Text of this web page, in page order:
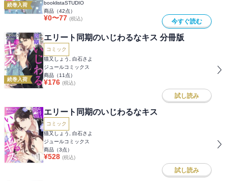
続巻入荷
booklistaSTUDIO
商品（42点）
¥0〜77 (税込) 今すぐ読む
続巻入荷
エリート同期のいじわるなキス 分冊版
コミック
猫又しょう, 白石さよ
ジュールコミックス
商品（11 点）
¥176 (税込)
試し読み
エリート同期のいじわるなキス
コミック
猫又しょう, 白石さよ
ジュールコミックス
商品（3点）
¥528 (税込)
試し読み